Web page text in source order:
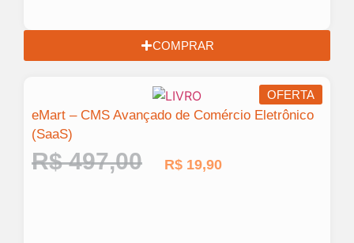
COMPRAR
OFERTA
eMart – CMS Avançado de Comércio Eletrônico
(SaaS)
R$497,00 R$ 19,90